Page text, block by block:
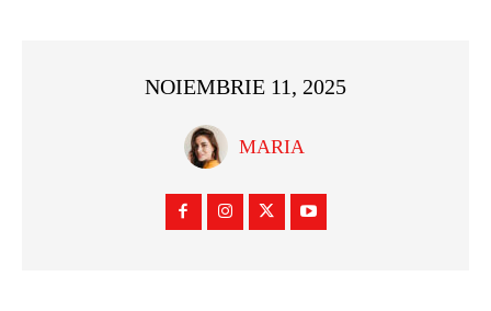
NOIEMBRIE 11, 2025
MARIA